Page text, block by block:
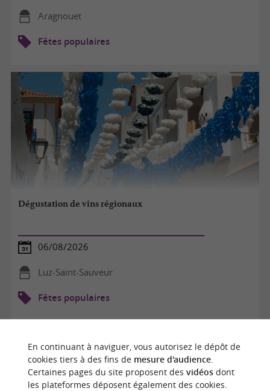
Aragnouet
Fêtes populaires
Dégustation de vins régionaux
06/08/2026
Luz-Saint-Sauveur
Fêtes populaires
En continuant à naviguer, vous autorisez le dépôt de
cookies tiers à des fins de mesure d'audience.
Certaines pages du site proposent des vidéosdont
les plateformes déposent également des cookies.